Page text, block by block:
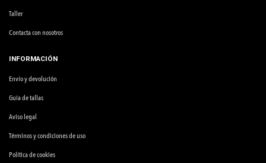
Taller
Contacta con nosotros
INFORMACIÓN
Envío y devolución
Guía de tallas
Aviso legal
Términos y condiciones de uso
Política de cookies